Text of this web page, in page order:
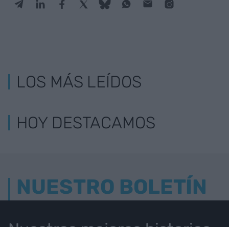
LOS MÁS LEÍDOS
HOY DESTACAMOS
NUESTRO BOLETÍN